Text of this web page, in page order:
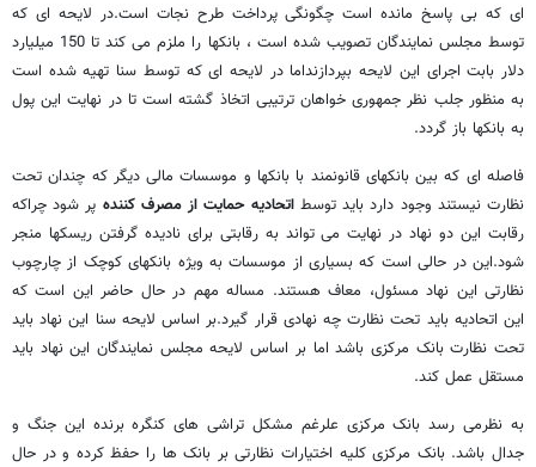
ای که بی پاسخ مانده است چگونگی پرداخت طرح نجات است.در لایحه ای که
توسط مجلس نمایندگان تصویب شده است ، بانکها را ملزم می کند تا 150 میلیارد
دلار بابت اجرای این لایحه بپردازنداما در لایحه ای که توسط سنا تهیه شده است
به منظور جلب نظر جمهوری خواهان ترتیبی اتخاذ گشته است تا در نهایت این پول
به بانکها باز گردد.
فاصله ای که بین بانکهای قانونمند با بانکها و موسسات مالی دیگر که چندان تحت
نظارت نیستند وجود دارد باید توسطاتحادیه حمایت از مصرف کننده پر شود چراکه
رقابت این دو نهاد در نهایت می تواند به رقابتی برای نادیده گرفتن ریسکها منجر
شود.این در حالی است که بسیاری از موسسات به ویژه بانکهای کوچک از چارچوب
نظارتی این نهاد مسئول، معاف هستند. مساله مهم در حال حاضر این است که
این اتحادیه باید تحت نظارت چه نهادی قرار گیرد.بر اساس لایحه سنا این نهاد باید
تحت نظارت بانک مرکزی باشد اما بر اساس لایحه مجلس نمایندگان این نهاد باید
مستقل عمل کند.
به نظرمی رسد بانک مرکزی علرغم مشکل تراشی های کنگره برنده این جنگ و
جدال باشد. بانک مرکزی کلیه اختیارات نظارتی بر بانک ها را حفظ کرده و در حال